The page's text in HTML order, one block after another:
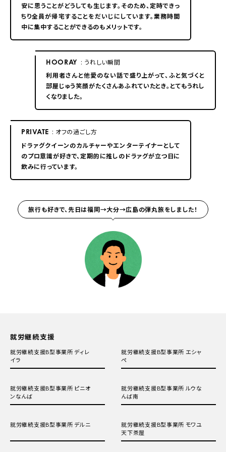
安に思うことがどうしても生じます。そのため、定時できっ
ちり全員が帰宅することをだいじにしています。業務時間
中に集中することができるのもメリットです。
HOORAY : うれしい瞬間
利用者さんと他愛のない話で盛り上がって、ふと気づくと
部屋じゅう笑顔がたくさんあふれていたとき。とてもうれし
くなりました。
PRIVATE : オフの過ごし方
ドラァグクイーンのカルチャーやエンターテイナーとして
のプロ意識が好きで、定期的に推しのドラァグが立つ日に
飲みに行っています。
旅行も好きで、先日は福岡→大分→広島の弾丸旅をしました！
就労継続支援
就労継続支援B型事業所 ディレ
イラ
就労継続支援B型事業所 エシャ
ペ
就労継続支援B型事業所 ピニオ
ンなんば
就労継続支援B型事業所 ルウな
んば南
就労継続支援B型事業所 デルニ
就労継続支援B型事業所 モワユ
天下茶屋